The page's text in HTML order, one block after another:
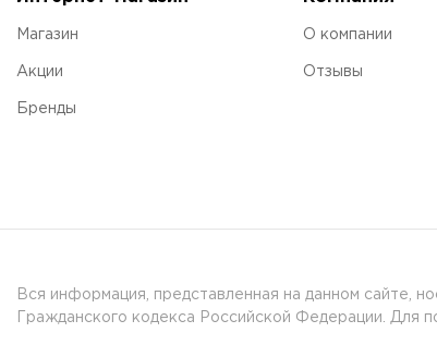
Магазин
Акции
Бренды
О компании
Отзывы
Вся информация, представленная на данном сайте,
Гражданского кодекса Российской Федерации. Для